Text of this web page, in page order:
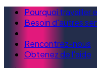
Pourquoi travailler
Besoin d'autres
Rencontrez-nous
Obtenez de l'aide